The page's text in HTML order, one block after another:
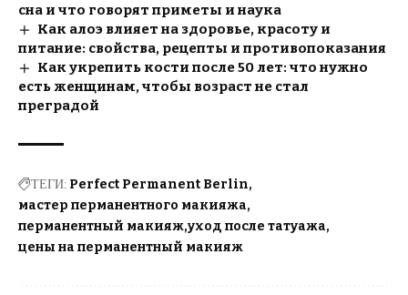
сна и что говорят приметы и наука
Как алоэ влияет на здоровье, красоту и
питание: свойства, рецепты и противопоказания
Как укрепить кости после 50 лет: что нужно
есть женщинам, чтобы возраст не стал
преградой
ТЕГИ: Perfect Permanent Berlin
мастер перманентного макияжа
перманентный макияж уход после татуажа
цены на перманентный макияж